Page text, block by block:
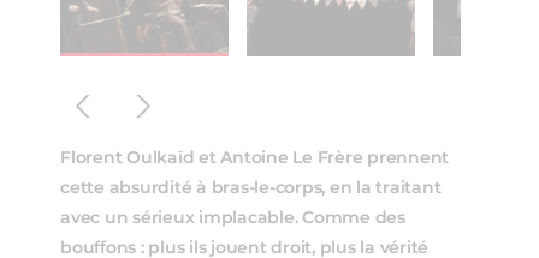
Florent Oulkaïd et Antoine Le Frère prennent
cette absurdité à bras‑le‑corps, en la traitant
avec un sérieux implacable. Comme des
bouffons : plus ils jouent droit, plus la vérité